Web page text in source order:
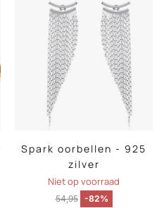
Spark oorbellen - 925
zilver
Niet op voorraad
54,95 -82%